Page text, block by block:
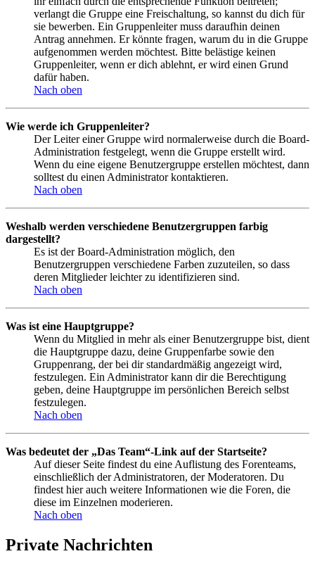
verlangt die Gruppe eine Freischaltung, so kannst du dich für
sie bewerben. Ein Gruppenleiter muss daraufhin deinen
Antrag annehmen. Er könnte fragen, warum du in die Gruppe
aufgenommen werden möchtest. Bitte belästige keinen
Gruppenleiter, wenn er dich ablehnt, er wird einen Grund
dafür haben.
Nach oben
Wie werde ich Gruppenleiter?
Der Leiter einer Gruppe wird normalerweise durch die Board-
Administration festgelegt, wenn die Gruppe erstellt wird.
Wenn du eine eigene Benutzergruppe erstellen möchtest, dann
solltest du einen Administrator kontaktieren.
Nach oben
Weshalb werden verschiedene Benutzergruppen farbig
dargestellt?
Es ist der Board-Administration möglich, den
Benutzergruppen verschiedene Farben zuzuteilen, so dass
deren Mitglieder leichter zu identifizieren sind.
Nach oben
Was ist eine Hauptgruppe?
Wenn du Mitglied in mehr als einer Benutzergruppe bist, dient
die Hauptgruppe dazu, deine Gruppenfarbe sowie den
Gruppenrang, der bei dir standardmäßig angezeigt wird,
festzulegen. Ein Administrator kann dir die Berechtigung
geben, deine Hauptgruppe im persönlichen Bereich selbst
festzulegen.
Nach oben
Was bedeutet der „Das Team“-Link auf der Startseite?
Auf dieser Seite findest du eine Auflistung des Forenteams,
einschließlich der Administratoren, der Moderatoren. Du
findest hier auch weitere Informationen wie die Foren, die
diese im Einzelnen moderieren.
Nach oben
Private Nachrichten